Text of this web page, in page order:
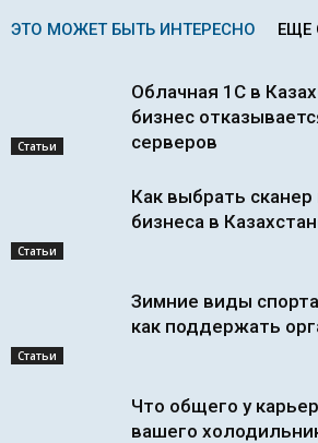
ЭТО МОЖЕТ БЫТЬ ИНТЕРЕСНО ЕЩЕ
Статьи
Облачная 1С в
бизнес
серверов
Статьи
Как выбрать
бизнеса в
Статьи
Зимние виды
как поддержать
Что общего у
вашего